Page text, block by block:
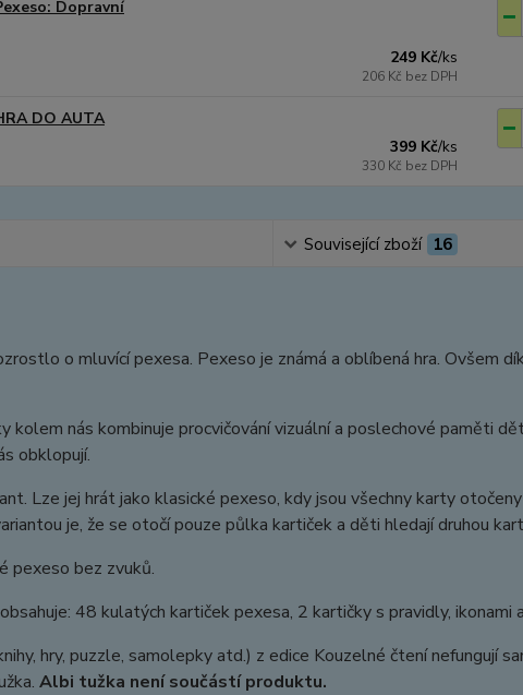
Dopravní
249 Kč/ks
206 Kč bez DPH
DO AUTA
399 Kč/ks
330 Kč bez DPH
Související zboží 16
o mluvící pexesa. Pexeso je známá a oblíbená hra. Ovšem
kolem nás kombinuje procvičování vizuální a poslechové paměti
obklopují.
Lze jej hrát jako klasické pexeso, kdy jsou všechny karty
je, že se otočí pouze půlka kartiček a děti hledají druhou
pexeso bez zvuků.
48 kulatých kartiček pexesa, 2 kartičky s pravidly, ikonami
hry, puzzle, samolepky atd.) z edice Kouzelné čtení nefungují
Albi tužka není součástí produktu.